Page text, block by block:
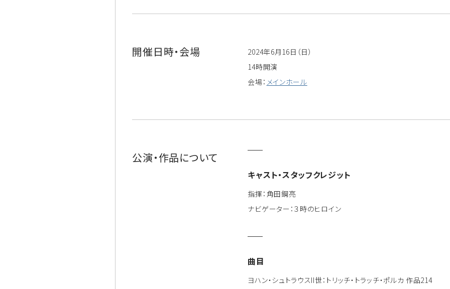
開催日時・会場
2024年6月16日（日）
14時開演
会場： メインホール
公演・作品について
キャスト・スタッフクレジット
指揮：角田鋼亮
ナビゲーター：３時のヒロイン
曲目
ヨハン・シュトラウスII世：トリッチ・トラッチ・ポルカ 作品214